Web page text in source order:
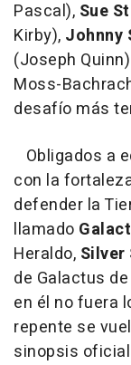
Pascal), Sue
Kirby), Johnny
(Joseph
Moss-
desafío más
Obligados a
con la
defender la
llamado
Heraldo, Silver
de Galactus
en él no fuera
repente se
sinopsis